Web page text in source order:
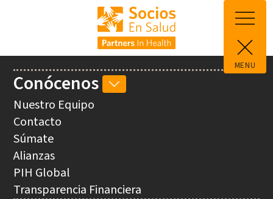
Pasar al contenido principal
MENU
Main
navigation
Conócenos
CONÓCENOS
Nuestro Equipo
Contacto
Súmate
Alianzas
PIH Global
Transparencia Financiera